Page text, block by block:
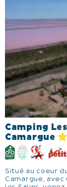
Camping
Camargue
Situé au coeur
Camargue,